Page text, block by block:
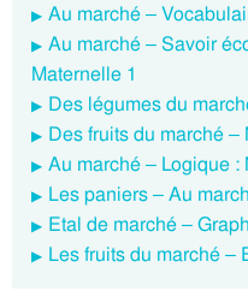
Au marché –
Au marché – Savoir
Maternelle 1
Des légumes du
Des fruits du marché –
Au marché – Logique :
Les paniers – Au
Etal de marché –
Les fruits du marché –